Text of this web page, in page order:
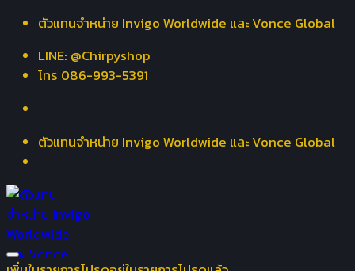
Skip
content
ตัวแทนจำหน่าย Invigo Worldwide และ Vonce Global
LINE: @Chirpyshop
โทร 086-993-5391
ตัวแทนจำหน่าย Invigo Worldwide และ Vonce Global